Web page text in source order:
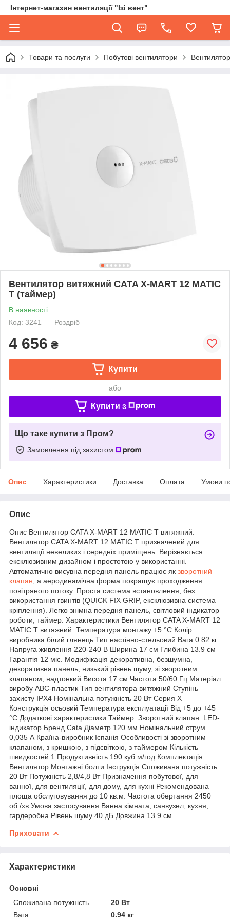
Інтернет-магазин вентиляції "Ізі вент"
Товари та послуги Побутові вентилятори
Вентилятор витяжний CATA X-MART 12 MATIC
T (таймер)
В наявності
Код: 3241
Роздріб
4 656 ₴
Купити
або
Купити з
Що таке купити з Пром?
Замовлення під захистом
Опис Характеристики Доставка Оплата Умови
Опис
Опис Вентилятор CATA X-MART 12 MATIC Т витяжний.
Вентилятор CATA X-MART 12 MATIC Т призначений для
вентиляції невеликих і середніх приміщень. Вирізняється
ексклюзивним дизайном і простотою у використанні.
Автоматично висувна передня панель працює як зворотний
клапан , а аеродинамічна форма покращує проходження
повітряного потоку. Проста система встановлення, без
використання гвинтів (QUICK FIX GRIP, ексклюзивна система
кріплення). Легко знімна передня панель, світловий індикатор
роботи, таймер. Характеристики Вентилятор CATA X-MART 12
MATIC Т витяжний. Температура монтажу +5 °C Колір
виробника білий глянець Тип настінно-стельовий Вага 0.82 кг
Напруга живлення 220-240 В Ширина 17 см Глибина 13.9 см
Гарантія 12 міс. Модифікація декоративна, безшумна,
декоративна панель, низький рівень шуму, зі зворотним
клапаном, надтонкий Висота 17 см Частота 50/60 Гц Матеріал
виробу АВС-пластик Тип вентилятора витяжний Ступінь
захисту IPX4 Номінальна потужність 20 Вт Серия X
Конструкція осьовий Температура експлуатації Від +5 до +45
°C Додаткові характеристики Таймер. Зворотний клапан. LED-
індикатор Бренд Cata Діаметр 120 мм Номінальний струм
0,035 А Країна-виробник Іспанія Особливості зі зворотним
клапаном, з кришкою, з підсвіткою, з таймером Кількість
швидкостей 1 Продуктивність 190 куб.м/год Комплектація
Вентилятор Монтажні болти Інструкція Споживана потужність
20 Вт Потужність 2,8/4,8 Вт Призначення побутової, для
ванної, для вентиляції, для дому, для кухні Рекомендована
площа обслуговування до 10 кв.м. Частота обертання 2450
об./хв Умова застосування Ванна кімната, санвузел, кухня,
гардеробна Рівень шуму 40 дБ Довжина 13.9 см...
Приховати
Характеристики
Основні
Споживана потужність
20 Вт
Вага
0.94 кг